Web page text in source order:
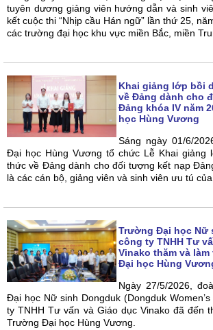
tuyên dương giảng viên hướng dẫn và sinh
kết cuộc thi “Nhịp cầu Hán ngữ” lần thứ 25,
các trường đại học khu vực miền Bắc, miền
Khai giảng lớp bồi
về Đảng dành cho
Đảng khóa IV năm
học Hùng Vương
Sáng ngày 01/6/
Đại học Hùng Vương tổ chức Lễ Khai giảng
thức về Đảng dành cho đối tượng kết nạp
là các cán bộ, giảng viên và sinh viên ưu tú
Trường Đại học Nữ
công ty TNHH Tư
Vinako thăm và
Đại học Hùng
Ngày 27/5/2026,
Đại học Nữ sinh Dongduk (Dongduk
ty TNHH Tư vấn và Giáo dục Vinako đã đến
Trường Đại học Hùng Vương.